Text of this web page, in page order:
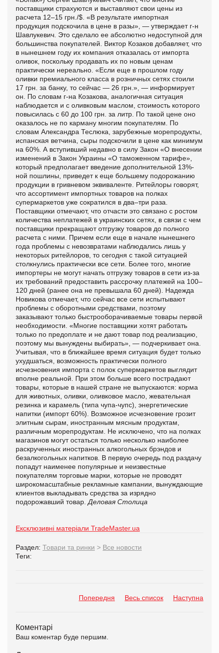
поставщики страхуются и выставляют свои цены из
расчета 12–15 грн./$. «В результате импортная
продукция подскочила в цене в разы», — утверждает г-н
Шавлукевич. Это сделало ее абсолютно недоступной для
большинства покупателей. Виктор Козаков добавляет, что
в нынешнем году их компания отказалась от импорта
оливок, поскольку продавать их по новым ценам
практически нереально. «Если еще в прошлом году
оливки премиального класса в розничных сетях стоили
17 грн. за банку, то сейчас — 26 грн.», — информирует
он. По словам г-на Козакова, аналогичная ситуация
наблюдается и с оливковым маслом, стоимость которого
повысилась с 60 до 100 грн. за литр. По такой цене оно
оказалось не по карману многим покупателям. По
словам Александра Теслюка, зарубежные морепродукты,
испанская ветчина, сыры подскочили в цене как минимум
на 60%. А вступивший недавно в силу Закон «О внесении
изменений в Закон Украины «О таможенном тарифе»,
который предполагает введение дополнительной 13%-
ной пошлины, приведет к еще большему подорожанию
продукции в гривневом эквиваленте. Ритейлоры говорят,
что ассортимент импортных товаров на полках
супермаркетов уже сократился в два–три раза.
Поставщики отмечают, что отчасти это связано с ростом
количества неплатежей в украинских сетях, в связи с чем
поставщики прекращают отгрузку товаров до полного
расчета с ними. Причем если еще в начале нынешнего
года проблемы с невозвратами наблюдались лишь у
некоторых ритейлоров, то сегодня с такой ситуацией
столкнулись практически все сети. Более того, многие
импортеры не могут начать отгрузку товаров в сети из-за
их требований предоставить рассрочку платежей на 100–
120 дней (ранее она не превышала 60 дней). Надежда
Новикова отмечает, что сейчас все сети испытывают
проблемы с оборотными средствами, поэтому
заказывают только быстрооборачиваемые товары первой
необходимости. «Многие поставщики хотят работать
только по предоплате и не дают товар под реализацию,
поэтому мы вынуждены выбирать», — подчеркивает она.
Учитывая, что в ближайшее время ситуация будет только
ухудшаться, возможность практически полного
исчезновения импорта с полок супермаркетов выглядит
вполне реальной. При этом больше всего пострадают
товары, которые в нашей стране не выпускаются: корма
для животных, оливки, оливковое масло, жевательная
резинка и карамель (типа чупа-чупс), энергетические
напитки (импорт 60%). Возможное исчезновение грозит
элитным сырам, иностранным мясным продуктам,
различным морепродуктам. Не исключено, что на полках
магазинов могут остаться только несколько наиболее
раскрученных иностранных алкогольных брэндов и
безалкогольных напитков. В первую очередь под раздачу
попадут наименее популярные и неизвестные
покупателям торговые марки, которые не проводят
широкомасштабные рекламные кампании, вынуждающие
клиентов выкладывать средства за изрядно
подорожавший товар. Деловая Столица
Ексклюзивні матеріали TradeMaster.ua
Раздел: Товари та ринки > Все новости
Теги:
Попередня Весь список Наступна
Коментарі
Ваш коментар буде першим.